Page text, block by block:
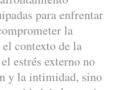
para enfrentar
la
contexto de la
estrés externo no
y la intimidad, sino